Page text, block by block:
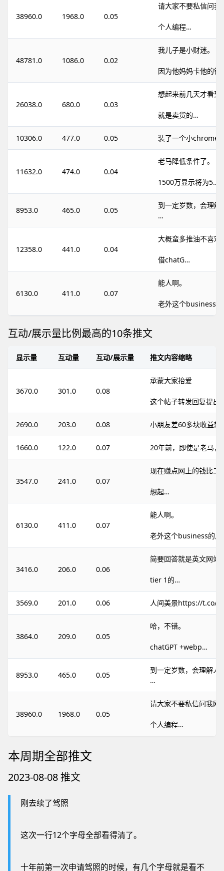
38960.0 1968.0 0.05
请大家不要私信问我
个人编程…
48781.0 1086.0 0.02
我儿子是小财迷。
因为他妈妈卡他的
26038.0 680.0 0.03
想起来前几天才看到
就是卖货的…
10306.0 477.0 0.05 装了一个小chrome
11632.0 474.0 0.04
老马降低条件了。
1500万显示将为5…
8953.0 465.0 0.05
到一定岁数，会理
…
12358.0 441.0 0.04
大概蛮多推油不喜欢
借chatG…
6130.0 411.0 0.07
能人啊。
老外这个business
互动/展示量比例最高的10条推文
显示量 互动量 互动/展示量 推文内容缩略
3670.0 301.0 0.08
承蒙大家抬爱
这个帖子转发回复提出
2690.0 203.0 0.08 小朋友差60多块收益
1660.0 122.0 0.07 20年前，即使是老马
3547.0 241.0 0.07
现在赚点网上的钱比二
想起…
6130.0 411.0 0.07
能人啊。
老外这个business的
3416.0 206.0 0.06
简要回答就是英文网站
tier 1的…
3569.0 201.0 0.06 人间美景https://t.co/
3864.0 209.0 0.05
哈，不错。
chatGPT +webp…
8953.0 465.0 0.05
到一定岁数，会理解人
…
38960.0 1968.0 0.05
请大家不要私信问我网
个人编程…
本周期全部推文
2023-08-08 推文
刚去续了驾照
这次一行12个字母全部看得清了。
十年前第一次申请驾照的时候，有几个字母就是看不